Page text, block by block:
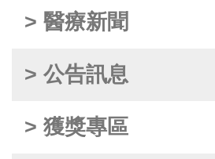
> 醫療新聞
> 公告訊息
> 獲獎專區